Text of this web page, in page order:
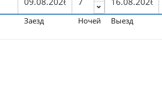
Заезд Ночей Выезд